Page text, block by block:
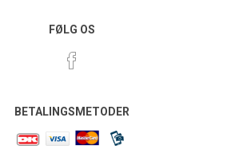
FØLG OS
BETALINGSMETODER